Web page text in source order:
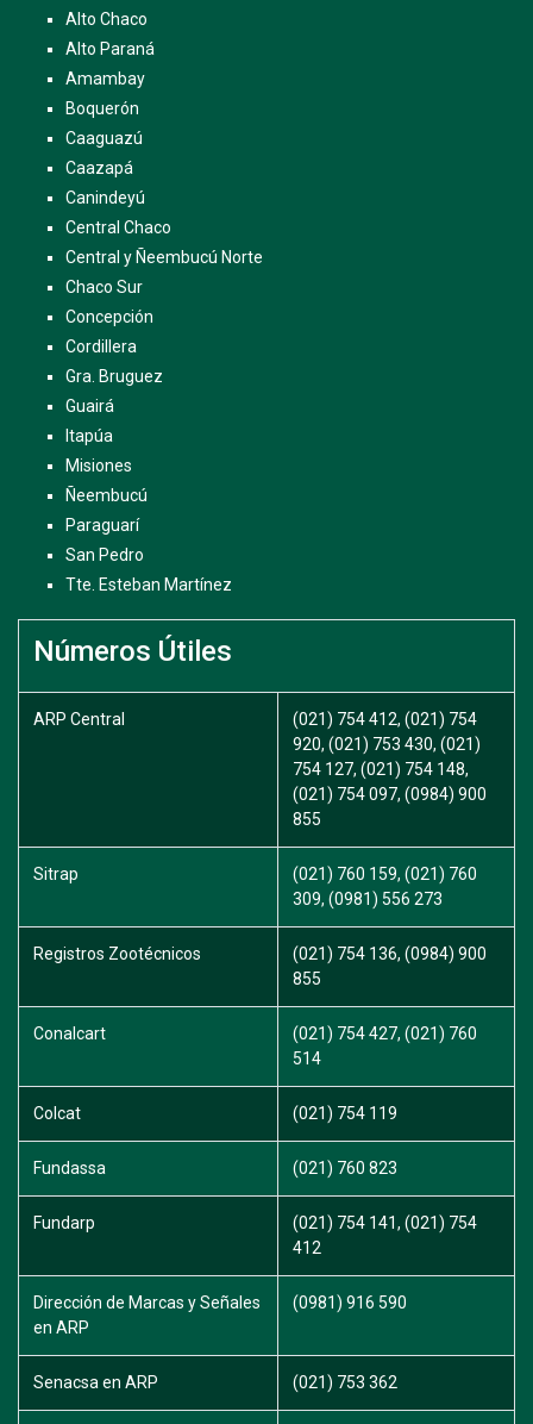
Alto Chaco
Alto Paraná
Amambay
Boquerón
Caaguazú
Caazapá
Canindeyú
Central Chaco
Central y Ñeembucú Norte
Chaco Sur
Concepción
Cordillera
Gra. Bruguez
Guairá
Itapúa
Misiones
Ñeembucú
Paraguarí
San Pedro
Tte. Esteban Martínez
Números Útiles
ARP Central
(021) 754 412, (021) 754
920, (021) 753 430, (021)
754 127, (021) 754 148,
(021) 754 097, (0984) 900
855
Sitrap
(021) 760 159, (021) 760
309, (0981) 556 273
Registros Zootécnicos
(021) 754 136, (0984) 900
855
Conalcart
(021) 754 427, (021) 760
514
Colcat (021) 754 119
Fundassa (021) 760 823
Fundarp
(021) 754 141, (021) 754
412
Dirección de Marcas y Señales
en ARP
(0981) 916 590
Senacsa en ARP (021) 753 362